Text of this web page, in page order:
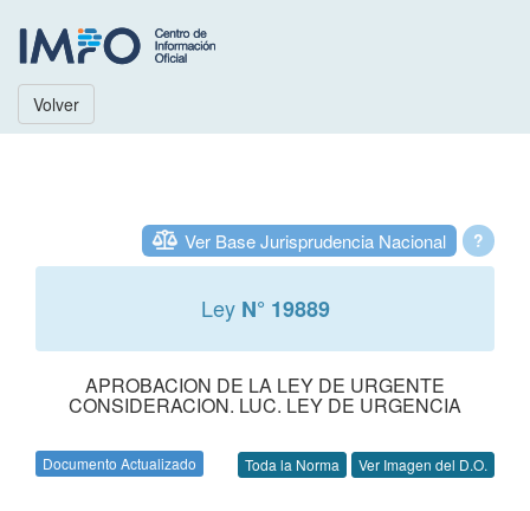
Volver
?
Ver Base Jurisprudencia Nacional
Ley N° 19889
APROBACION DE LA LEY DE URGENTE
CONSIDERACION. LUC. LEY DE URGENCIA
Documento Actualizado Toda la Norma Ver Imagen del D.O.